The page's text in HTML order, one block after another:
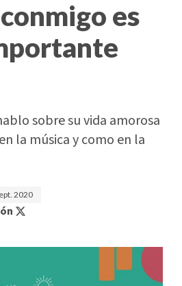
es
sobre su vida amorosa
la música y como en la
2020